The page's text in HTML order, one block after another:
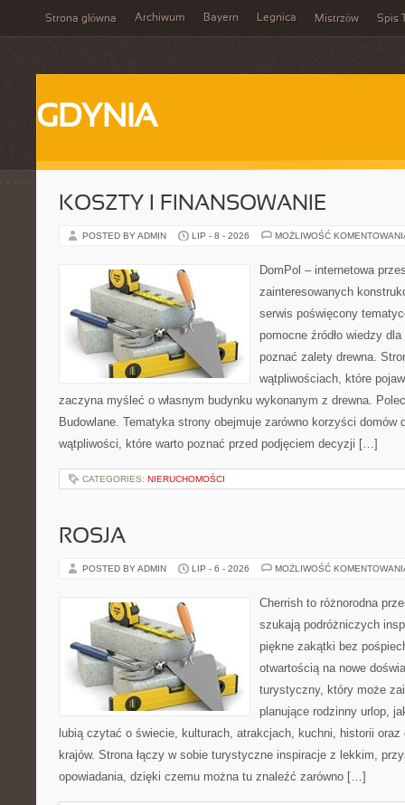
Strona główna Archiwum Bayern Legnica Mistrzów Spis
GDYNIA
KOSZTY I FINANSOWANIE
POSTED BY ADMIN LIP - 8 - 2026 MOŻLIWOŚĆ
DomPol – internetowa
zainteresowanych
serwis poświęcony
pomocne źródło wiedzy
poznać zalety drewna.
wątpliwościach, które
zaczyna myśleć o własnym budynku wykonanym z drewna.
Budowlane. Tematyka strony obejmuje zarówno korzyści domów
wątpliwości, które warto poznać przed podjęciem decyzji […]
CATEGORIES: NIERUCHOMOŚCI
ROSJA
POSTED BY ADMIN LIP - 6 - 2026 MOŻLIWOŚĆ
Cherrish to różnorodna
szukają podróżniczych
piękne zakątki bez
otwartością na nowe
turystyczny, który może
planujące rodzinny urlop,
lubią czytać o świecie, kulturach, atrakcjach, kuchni, historii
krajów. Strona łączy w sobie turystyczne inspiracje z lekkim,
opowiadania, dzięki czemu można tu znaleźć zarówno […]